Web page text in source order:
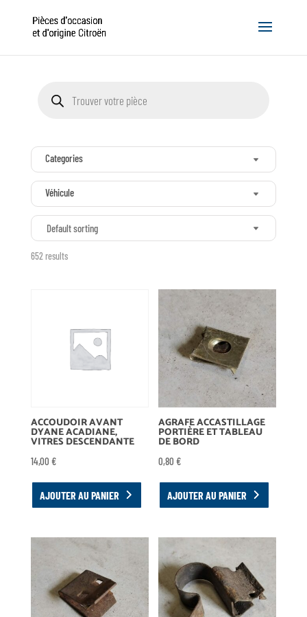
produits
Categories
Véhicule
Default sorting
652 results
ACCOUDOIR AVANT
DYANE ACADIANE,
VITRES DESCENDANTE
14,00 €
AJOUTER AU PANIER
AGRAFE ACCASTILLAGE
PORTIÈRE ET TABLEAU
DE BORD
0,80€
AJOUTER AU PANIER